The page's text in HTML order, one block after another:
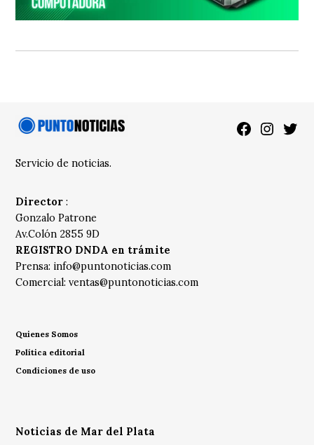
Facebook
Servicio de noticias.
Director :
Gonzalo Patrone
Av.Colón 2855 9D
REGISTRO DNDA en trámite
Prensa: info@puntonoticias.com
Comercial:ventas@puntonoticias.com
Quienes Somos
Política editorial
Condiciones de uso
Noticias de Mar del Plata